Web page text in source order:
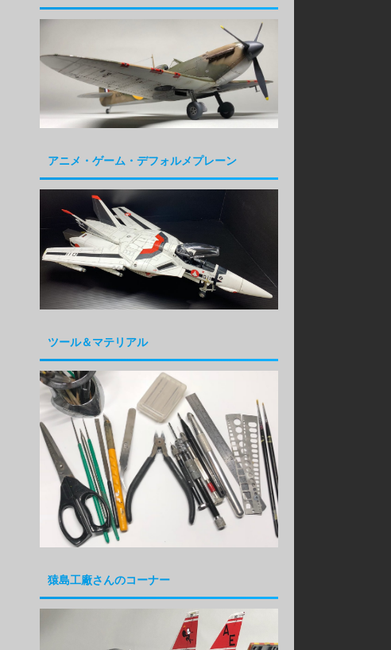
アニメ・ゲーム・デフォルメプレーン
ツール＆マテリアル
猿島工廠さんのコーナー